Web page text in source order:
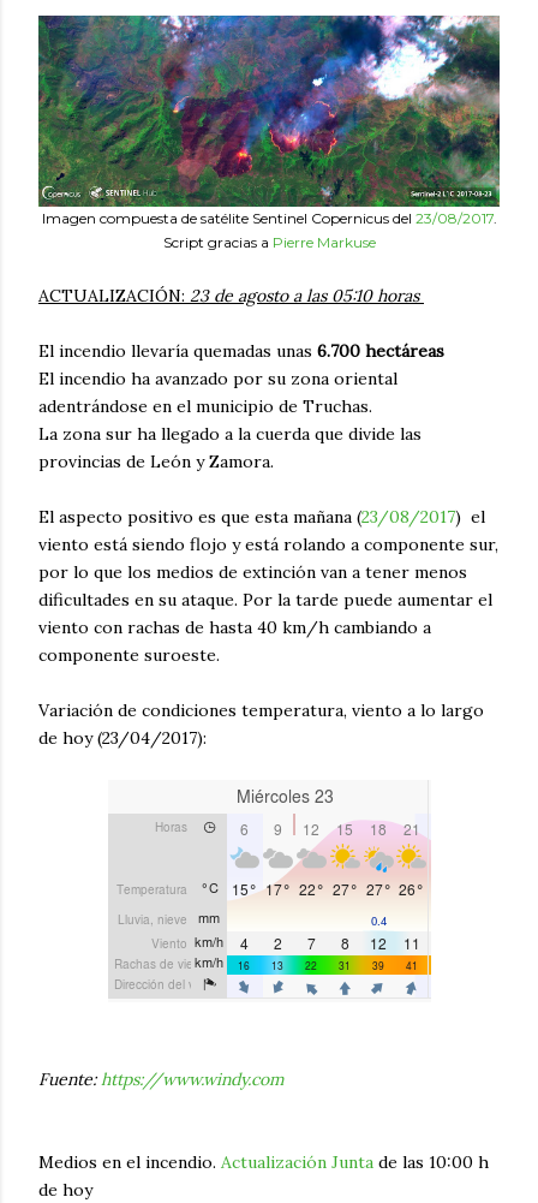
Imagen compuesta de satélite Sentinel Copernicus del 23/08/2017.
Script gracias a Pierre Markuse
ACTUALIZACIÓN: 23 de agosto a las 05:10 horas
El incendio llevaría quemadas unas 6.700 hectáreas
El incendio ha avanzado por su zona oriental
adentrándose en el municipio de Truchas.
La zona sur ha llegado a la cuerda que divide las
provincias de León y Zamora.
El aspecto positivo es que esta mañana (23/08/2017) el
viento está siendo flojo y está rolando a componente sur,
por lo que los medios de extinción van a tener menos
dificultades en su ataque. Por la tarde puede aumentar el
viento con rachas de hasta 40 km/h cambiando a
componente suroeste.
Variación de condiciones temperatura, viento a lo largo
de hoy (23/04/2017):
Fuente:https://www.windy.com
Medios en el incendio. Actualización Junta de las 10:00 h
de hoy